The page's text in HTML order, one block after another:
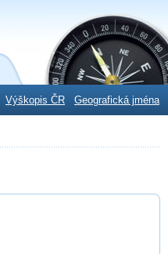
Výškopis ČR Geografická jména